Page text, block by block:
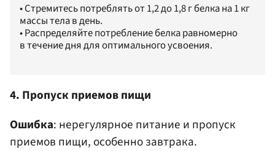
• Стремитесь потреблять от 1,2 до 1,8 г белка на 1 кг
массы тела в день.​
• Распределяйте потребление белка равномерно
в течение дня для оптимального усвоения.​
4. Пропуск приемов пищи
Ошибка: нерегулярное питание и пропуск
приемов пищи, особенно завтрака.​